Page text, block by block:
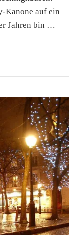
Kanone auf ein
Jahren bin …